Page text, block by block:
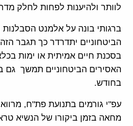
לוותר ולהיענות לפחות לחלק
ברגותי בונה על אלמנט
הביטחוניים יתדרדר כך תגבר
בסכנת חיים אמיתית או ימות
בחודש.
עפ"י גורמים בתנועת פת"ח,
מחאה בזמן ביקורו של הנשיא